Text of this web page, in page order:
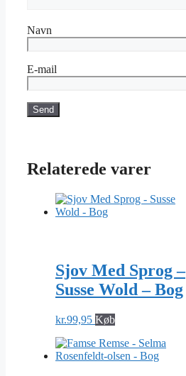
Navn
E-mail
Relaterede varer
Sjov Med Sprog –
Susse Wold – Bog
kr.99,95 Køb